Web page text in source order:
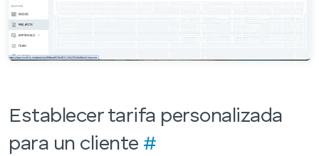
Establecer tarifa personalizada
para un cliente #